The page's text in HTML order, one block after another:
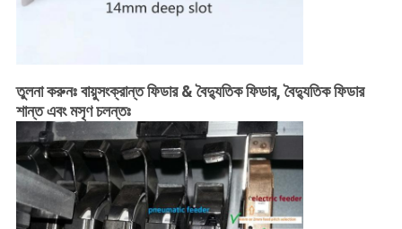
তুলনা করুনঃ বায়ুসংক্রান্ত ফিডার & বৈদ্যুতিক ফিডার, বৈদ্যুতিক ফিডার
শান্ত এবং মসৃণ চলন্তঃ